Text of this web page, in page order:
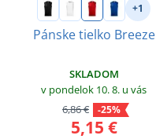
+1
Pánske tielko Breeze
SKLADOM
v pondelok 10. 8. u vás
6,86 €
-25%
5,15 €